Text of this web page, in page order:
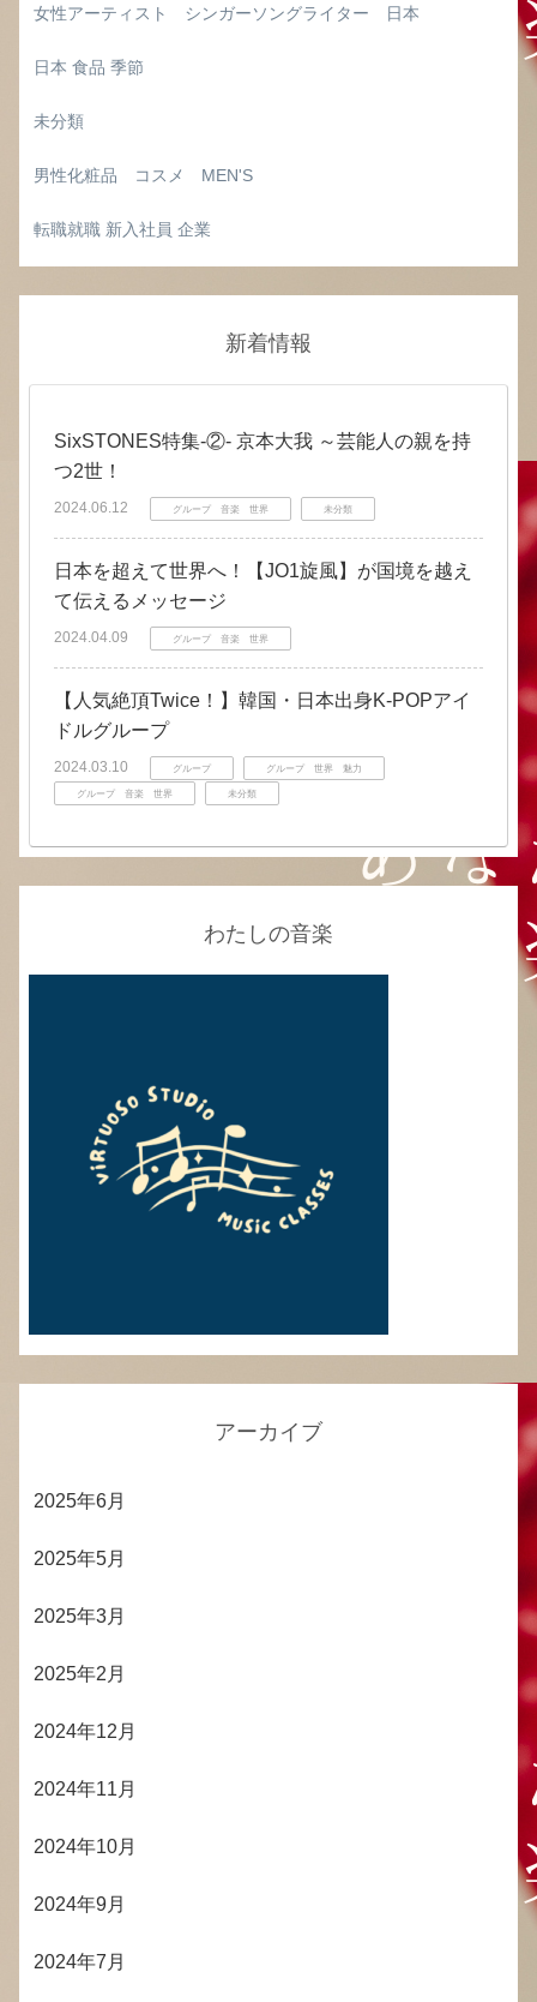
女性アーティスト シンガーソングライター 日本
日本 食品 季節
未分類
男性化粧品 コスメ MEN'S
転職就職 新入社員 企業
新着情報
SixSTONES特集‐②‐ 京本大我 ～芸能人の親を持
つ2世！
2024.06.12 グループ 音楽 世界 未分類
日本を超えて世界へ！【JO1旋風】が国境を越え
て伝えるメッセージ
2024.04.09 グループ 音楽 世界
【人気絶頂Twice！】韓国・日本出身K-POPアイ
ドルグループ
2024.03.10 グループ グループ 世界 魅力
グループ 音楽 世界 未分類
わたしの音楽
アーカイブ
2025年6月
2025年5月
2025年3月
2025年2月
2024年12月
2024年11月
2024年10月
2024年9月
2024年7月